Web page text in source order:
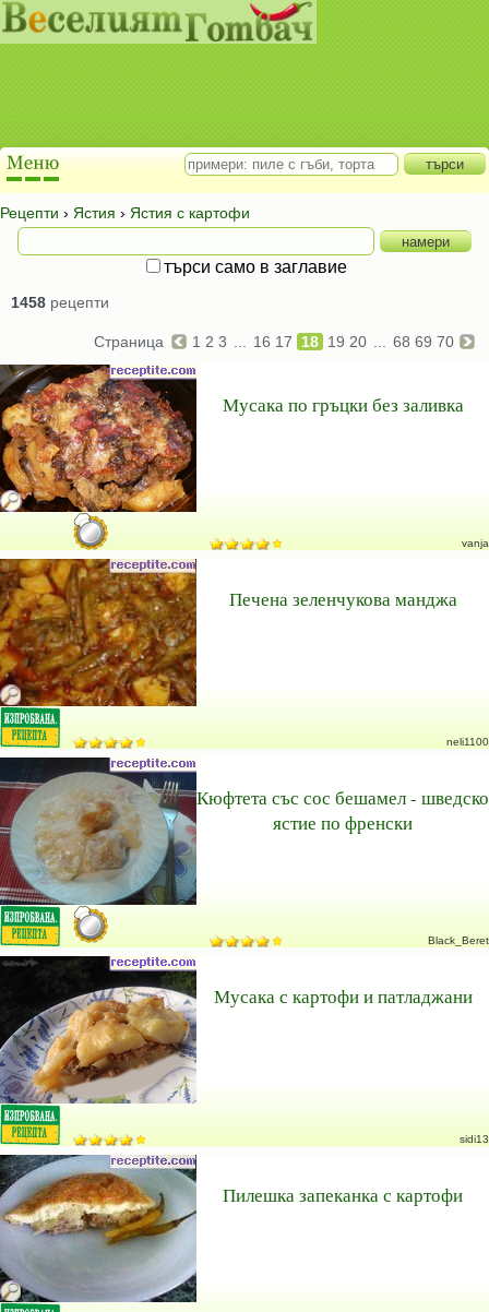
Рецепти › Ястия › Ястия с картофи
търси само в заглавие
1458 рецепти
Страница 1 2 3 16 17 18 19 20 68 69 70
Мусака по гръцки без заливка
vanja
Печена зеленчукова манджа
neli1100
Кюфтета със сос бешамел - шведско
ястие по френски
Black_Beret
Мусака с картофи и патладжани
sidi13
Пилешка запеканка с картофи